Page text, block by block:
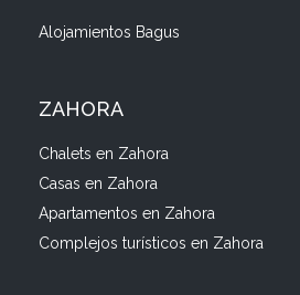
Alojamientos Bagus
ZAHORA
Chalets en Zahora
Casas en Zahora
Apartamentos en Zahora
Complejos turísticos en Zahora